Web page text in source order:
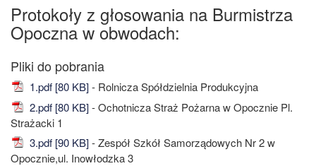
Protokoły z głosowania na Burmistrza
Opoczna w obwodach:
1.pdf [80 KB]- Rolnicza Spółdzielnia Produkcyjna
2.pdf [80 KB]- Ochotnicza Straż Pożarna w Opocznie Pl.
Strażacki 1
3.pdf [90 KB]- Zespół Szkół Samorządowych Nr 2 w
Opocznie,ul. Inowłodzka 3